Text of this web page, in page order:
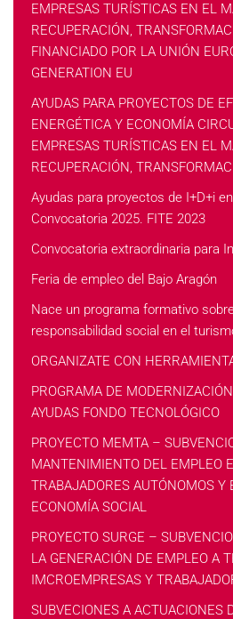
EMPRESAS TURÍSTICAS EN EL
RECUPERACIÓN,
FINANCIADO POR LA UNIÓN
GENERATION EU
AYUDAS PARA PROYECTOS DE
ENERGÉTICA Y ECONOMÍA
EMPRESAS TURÍSTICAS EN EL
RECUPERACIÓN,
Ayudas para proyectos de I+D+i
Convocatoria 2025. FITE 2023
Convocatoria extraordinaria para
Feria de empleo del Bajo Aragón
Nace un programa formativo
responsabilidad social en el
ORGANIZATE CON
PROGRAMA DE
AYUDAS FONDO TECNOLÓGICO
PROYECTO MEMTA –
MANTENIMIENTO DEL EMPLEO
TRABAJADORES AUTÓNOMOS Y
ECONOMÍA SOCIAL
PROYECTO SURGE –
LA GENERACIÓN DE EMPLEO A
IMCROEMPRESAS Y
SUBVECIONES A ACTUACIONES